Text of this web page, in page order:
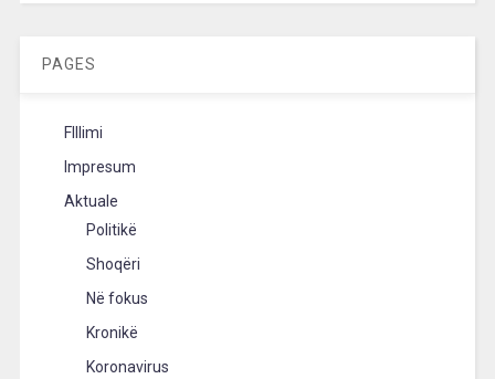
PAGES
FIllimi
Impresum
Aktuale
Politikë
Shoqëri
Në fokus
Kronikë
Koronavirus